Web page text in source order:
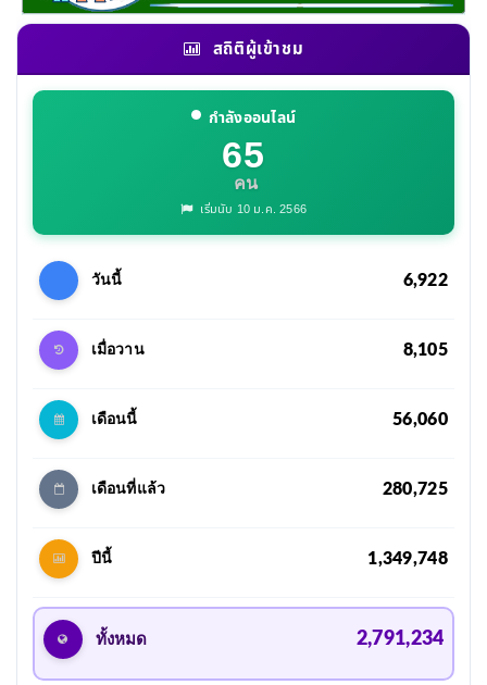
สถิติผู้เข้าชม
กำลังออนไลน์
65
คน
เริ่มนับ 10 ม.ค. 2566
วันนี้ 6,922
เมื่อวาน 8,105
เดือนนี้ 56,060
เดือนที่แล้ว 280,725
ปีนี้ 1,349,748
ทั้งหมด 2,791,234